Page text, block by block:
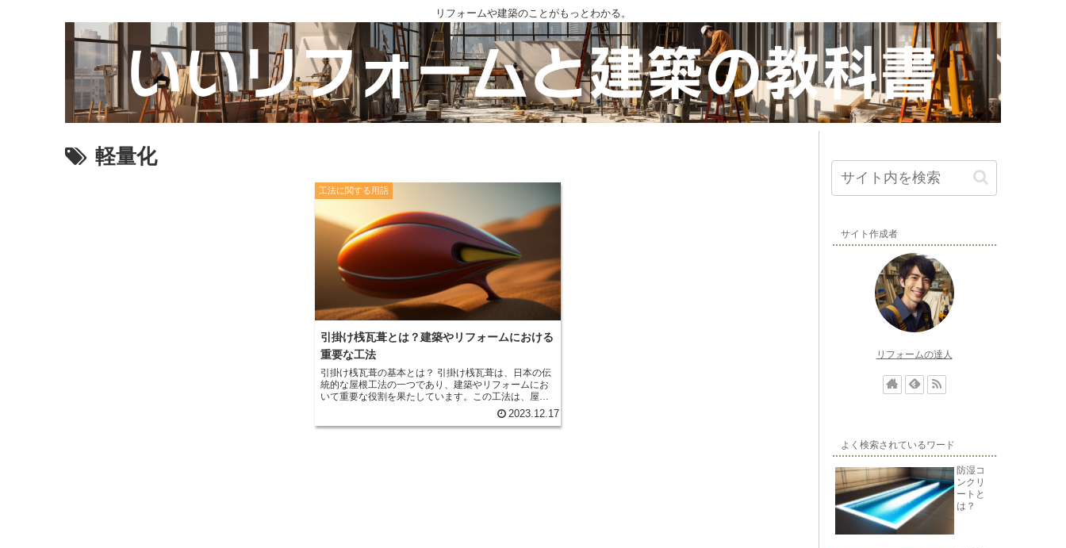
リフォームや建築のことがもっとわかる。
軽量化
工法に関する用語
引掛け桟瓦葺とは？建築やリフォームにおける
重要な工法
引掛け桟瓦葺の基本とは？ 引掛け桟瓦葺は、日本の伝
統的な屋根工法の一つであり、建築やリフォームにお
いて重要な役割を果たしています。この工法は、屋根
の瓦を固定するために使用される特殊な方法であり、
美しい外観と耐久性を兼ね備えています。 引掛け桟瓦
葺の基本的な手順は、まず屋根の下地に桟（さお）を
2023.12.17
サイト作成者
リフォームの達人
よく検索されているワード
防湿コ
ンクリ
ートと
は？